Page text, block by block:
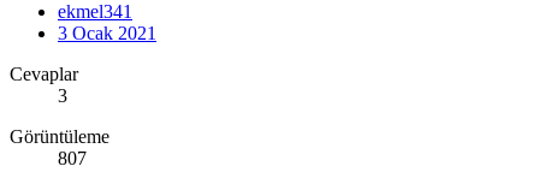
ekmel341
3 Ocak 2021
Cevaplar
3
Görüntüleme
807